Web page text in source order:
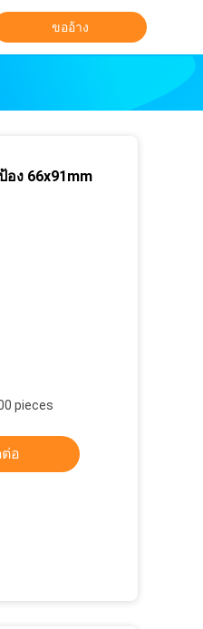
ขออ้าง
อง 66x91mm
pieces
อ